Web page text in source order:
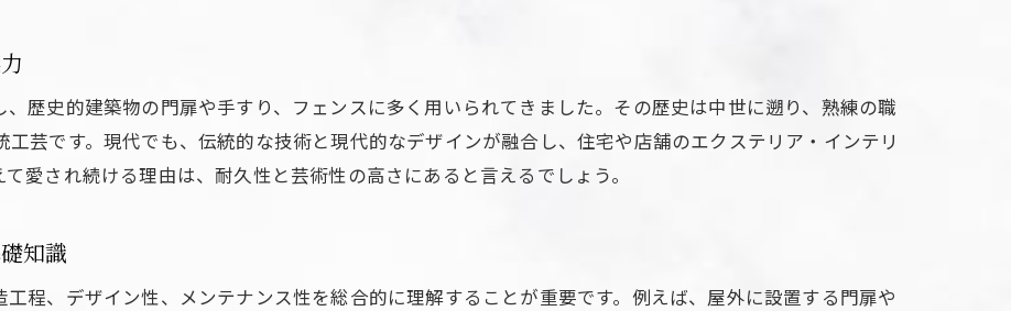
ロートアイアン製門扉の長持ちの秘訣とは
ロートアイアン手すりの錆防止ポイント解説
ロートアイアンフェンスの耐候性を高める方法
フェンス選びに役立つ素材比較のポイント
ロートアイアンフェンスと他素材の違い解説
歴史的建築物の門扉や手すり、フェンスに多く用いられてきました。その歴史は中世に遡り、熟練の職
芸です。現代でも、伝統的な技術と現代的なデザインが融合し、住宅や店舗のエクステリア・インテリ
愛され続ける理由は、耐久性と芸術性の高さにあると言えるでしょう。
知識
程、デザイン性、メンテナンス性を総合的に理解することが重要です。例えば、屋外に設置する門扉や